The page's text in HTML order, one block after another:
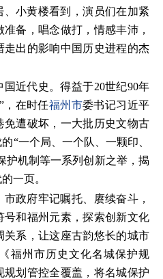
、小黄楼看到，演员们在加紧
备，唱念做打，情感丰沛，
走出的影响中国历史进程的杰
近代史。得益于20世纪90年
，在时任福州市委书记习近平
免遭破坏，一大批历史文物古
“一个局、一个队、一颗印、
护机制等一系列创新之举，揭
一页。
政府牢记嘱托、赓续奋斗，
和福州元素，探索创新文化
系，让这座古韵悠长的城市
福州市历史文化名城保护规
划管控全覆盖，将名城保护